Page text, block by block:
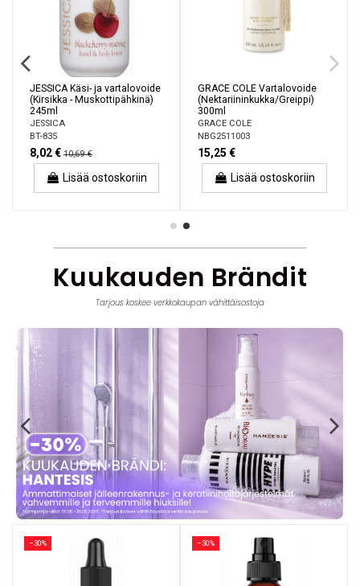
JESSICA Käsi- ja vartalovoide
(Kirsikka - Muskottipähkinä)
245ml
JESSICA
BT-835
8,02 € 10,69 €
Lisää ostoskoriin
GRACE COLE Vartalovoide
(Nektariininkukka/Greippi)
300ml
GRACE COLE
NBG2511003
15,25 €
Lisää ostoskoriin
Kuukauden Brändit
Tarjous koskee verkkokaupan vähittäisostoja
−30% −30%